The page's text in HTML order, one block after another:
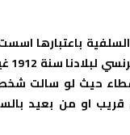
باعتبارها
حيث لو سالت
او من بعيد